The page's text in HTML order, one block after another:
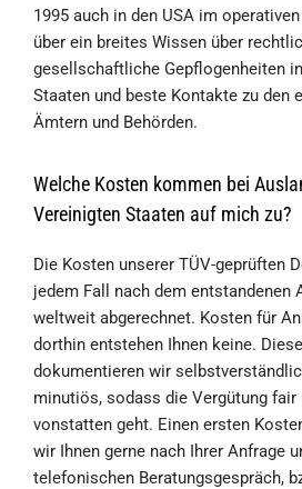
1995 auch in den USA im
über ein breites Wissen über
gesellschaftliche Gepflogenheiten
Staaten und beste Kontakte zu den
Ämtern und Behörden.
Welche Kosten kommen bei
Vereinigten Staaten auf mich zu?
Die Kosten unserer TÜV-geprüften
jedem Fall nach dem entstandenen
weltweit abgerechnet. Kosten für
dorthin entstehen Ihnen keine.
dokumentieren wir
minutiös, sodass die Vergütung fair
vonstatten geht. Einen ersten
wir Ihnen gerne nach Ihrer Anfrage
telefonischen Beratungsgespräch,